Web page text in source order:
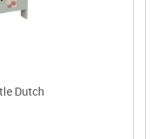
Dutch